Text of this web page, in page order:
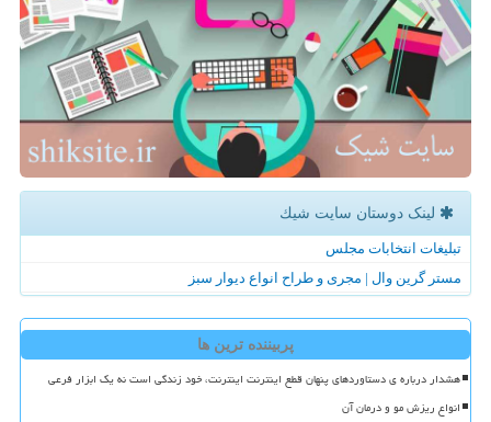
لینک دوستان سایت شیك
تبلیغات انتخابات مجلس
مستر گرین وال | مجری و طراح انواع دیوار سبز
پربیننده ترین ها
هشدار درباره ی دستاوردهای پنهان قطع اینترنت اینترنت، خود زندگی است نه یک ابزار فرعی
انواع ریزش مو و درمان آن